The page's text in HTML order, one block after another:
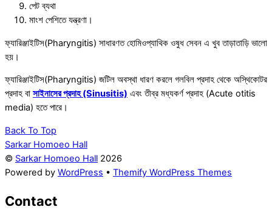
পেট ব্যথা
মাংশ পেশিতে যন্ত্রণা।
ফ্যারিঞ্জাইটিস(Pharyngitis) সাধারণত হোমিওপ্যাথিক ওষুধ সেবন এ খুব তাড়াতাড়ি ভালো
হয়।
ফ্যারিঞ্জাইটিস(Pharyngitis) জটিল অবস্থা ধারণ করলে গলবিল প্রদাহ থেকে অস্থিকোটর
প্রদাহ বা সাইনাসের প্রদাহ (Sinusitis) এবং তীব্র মধ্যকর্ণ প্রদাহ (Acute otitis
media) হতে পারে।
Back To Top
Sarkar Homoeo Hall
© Sarkar Homoeo Hall 2026
Powered by WordPress • Themify WordPress Themes
Contact